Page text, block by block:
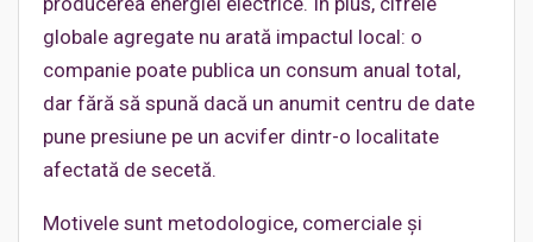
globale agregate nu arată impactul local: o
companie poate publica un consum anual total,
dar fără să spună dacă un anumit centru de date
pune presiune pe un acvifer dintr-o localitate
afectată de secetă.
Motivele sunt metodologice, comerciale și